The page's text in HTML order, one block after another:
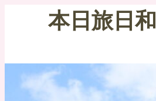
本日旅日和